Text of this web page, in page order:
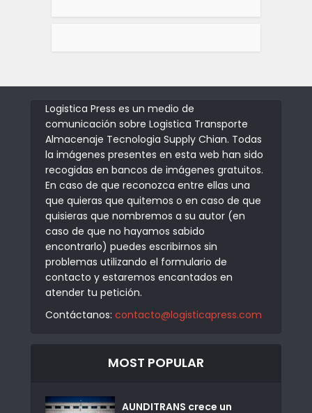
Logistica Press es un medio de
comunicación sobre Logistica Transporte
Almacenaje Tecnologia Supply Chian. Todas
la imágenes presentes en esta web han sido
recogidas en bancos de imágenes gratuitos.
En caso de que reconozca entre ellas una
que quieras que quitemos o en caso de que
quisieras que nombremos a su autor (en
caso de que no hayamos sabido
encontrarlo) puedes escribirnos sin
problemas utilizando el formulario de
contacto y estaremos encantados en
atender tu petición.
Contáctanos: contacto@logisticapress.com
MOST POPULAR
AUNDITRANS crece un